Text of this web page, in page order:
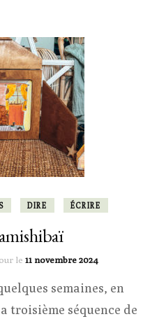
DIRE ÉCRIRE
le 11 novembre 2024
semaines, en
troisième séquence de